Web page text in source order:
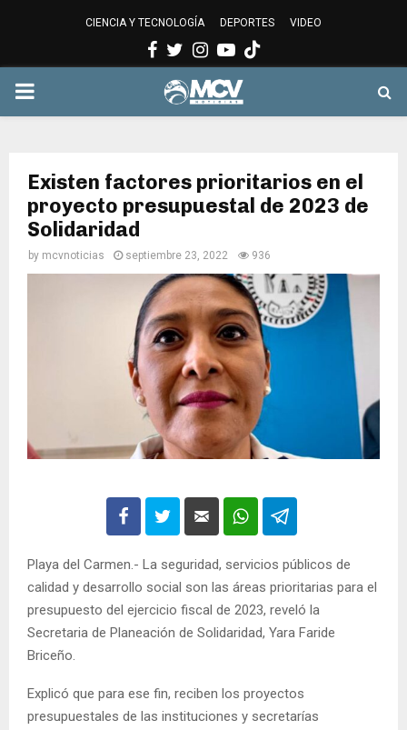
CIENCIA Y TECNOLOGÍA DEPORTES VIDEO
Facebook
Twitter
Instagram
Youtube
PRIMARY
Existen factores prioritarios en el
proyecto presupuestal de 2023 de
Solidaridad
by mcvnoticias septiembre 23, 2022 936
Playa del Carmen.- La seguridad, servicios públicos de
calidad y desarrollo social son las áreas prioritarias para el
presupuesto del ejercicio fiscal de 2023, reveló la
Secretaria de Planeación de Solidaridad, Yara Faride
Briceño.
Explicó que para ese fin, reciben los proyectos
presupuestales de las instituciones y secretarías